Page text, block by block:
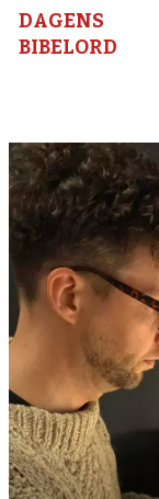
grund
–
debatt,
kultur
DAGENS
BIBELORD